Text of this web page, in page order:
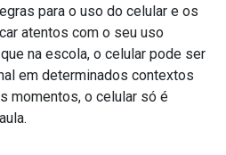
para o uso do celular e os
atentos com o seu uso
na escola, o celular pode ser
em determinados contextos
momentos, o celular só é